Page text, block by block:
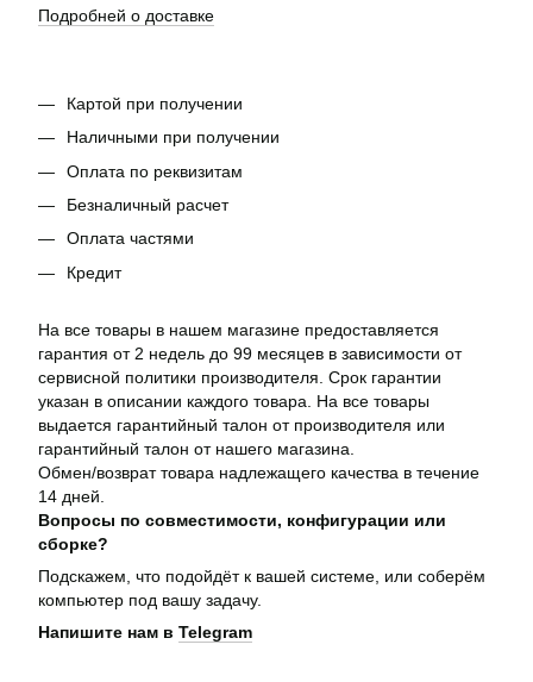
Подробней о доставке
Картой при получении
Наличными при получении
Оплата по реквизитам
Безналичный расчет
Оплата частями
Кредит
На все товары в нашем магазине предоставляется
гарантия от 2 недель до 99 месяцев в зависимости от
сервисной политики производителя. Срок гарантии
указан в описании каждого товара. На все товары
выдается гарантийный талон от производителя или
гарантийный талон от нашего магазина.
Обмен/возврат товара надлежащего качества в течение
14 дней.
Вопросы по совместимости, конфигурации или
сборке?
Подскажем, что подойдёт к вашей системе, или соберём
компьютер под вашу задачу.
Напишите нам в Telegram